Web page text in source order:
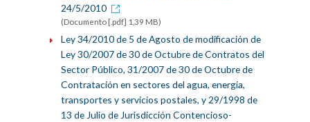
24/5/2010
(Documento [.pdf] 1,39 MB)
Ley 34/2010 de 5 de Agosto de modificación de
Ley 30/2007 de 30 de Octubre de Contratos del
Sector Público, 31/2007 de 30 de Octubre de
Contratación en sectores del agua, energía,
transportes y servicios postales, y 29/1998 de
13 de Julio de Jurisdicción Contencioso-